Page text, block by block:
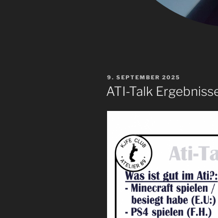
VERÖFFENTLICHT
AM
9. SEPTEMBER 2025
ATI-Talk